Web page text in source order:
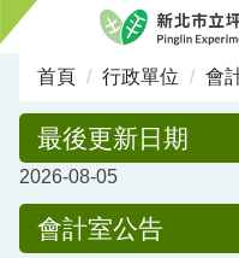
跳
容
首頁 行政單位 會
最後更新日期
2026-08-05
會計室公告